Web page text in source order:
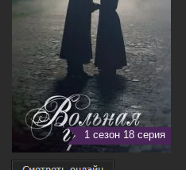
1 сезон 18 серия